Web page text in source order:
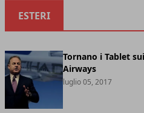
ESTERI
Tornano i Tablet
Airways
luglio 05, 2017